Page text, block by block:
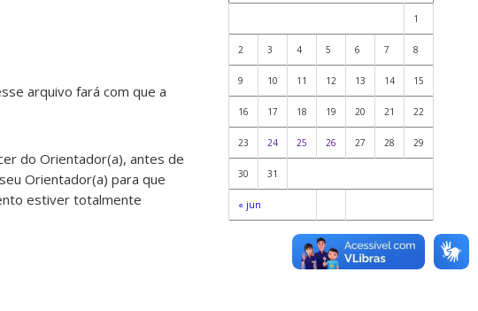
arquivo fará com que a
do Orientador(a), antes de
Orientador(a) para que
estiver totalmente
« jun
1
2 3 4 5 6 7 8
9 10 11 12 13 14 15
16 17 18 19 20 21 22
23 24 25 26 27 28 29
30 31